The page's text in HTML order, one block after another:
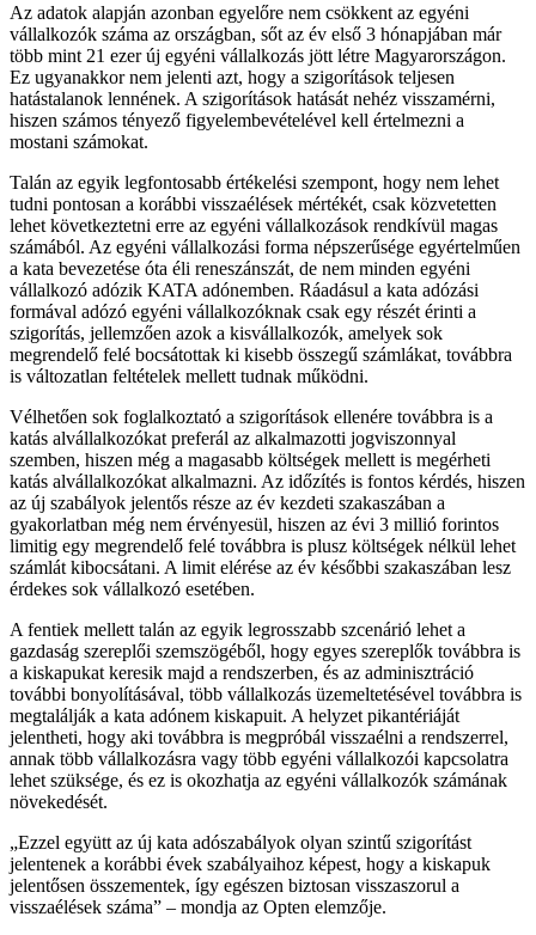
Az adatok alapján azonban egyelőre nem csökkent az egyéni
vállalkozók száma az országban, sőt az év első 3 hónapjában már
több mint 21 ezer új egyéni vállalkozás jött létre Magyarországon.
Ez ugyanakkor nem jelenti azt, hogy a szigorítások teljesen
hatástalanok lennének. A szigorítások hatását nehéz visszamérni,
hiszen számos tényező figyelembevételével kell értelmezni a
mostani számokat.
Talán az egyik legfontosabb értékelési szempont, hogy nem lehet
tudni pontosan a korábbi visszaélések mértékét, csak közvetetten
lehet következtetni erre az egyéni vállalkozások rendkívül magas
számából. Az egyéni vállalkozási forma népszerűsége egyértelműen
a kata bevezetése óta éli reneszánszát, de nem minden egyéni
vállalkozó adózik KATA adónemben. Ráadásul a kata adózási
formával adózó egyéni vállalkozóknak csak egy részét érinti a
szigorítás, jellemzően azok a kisvállalkozók, amelyek sok
megrendelő felé bocsátottak ki kisebb összegű számlákat, továbbra
is változatlan feltételek mellett tudnak működni.
Vélhetően sok foglalkoztató a szigorítások ellenére továbbra is a
katás alvállalkozókat preferál az alkalmazotti jogviszonnyal
szemben, hiszen még a magasabb költségek mellett is megérheti
katás alvállalkozókat alkalmazni. Az időzítés is fontos kérdés, hiszen
az új szabályok jelentős része az év kezdeti szakaszában a
gyakorlatban még nem érvényesül, hiszen az évi 3 millió forintos
limitig egy megrendelő felé továbbra is plusz költségek nélkül lehet
számlát kibocsátani. A limit elérése az év későbbi szakaszában lesz
érdekes sok vállalkozó esetében.
A fentiek mellett talán az egyik legrosszabb szcenárió lehet a
gazdaság szereplői szemszögéből, hogy egyes szereplők továbbra is
a kiskapukat keresik majd a rendszerben, és az adminisztráció
további bonyolításával, több vállalkozás üzemeltetésével továbbra is
megtalálják a kata adónem kiskapuit. A helyzet pikantériáját
jelentheti, hogy aki továbbra is megpróbál visszaélni a rendszerrel,
annak több vállalkozásra vagy több egyéni vállalkozói kapcsolatra
lehet szüksége, és ez is okozhatja az egyéni vállalkozók számának
növekedését.
Ezzel együtt az új kata adószabályok olyan szintű szigorítást
jelentenek a korábbi évek szabályaihoz képest, hogy a kiskapuk
jelentősen összementek, így egészen biztosan visszaszorul a
visszaélések száma
– mondja az Opten elemzője.